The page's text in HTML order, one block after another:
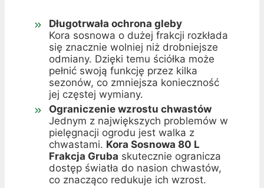
Długotrwała ochrona gleby
Kora sosnowa o dużej frakcji rozkłada
się znacznie wolniej niż drobniejsze
odmiany. Dzięki temu ściółka może
pełnić swoją funkcję przez kilka
sezonów, co zmniejsza konieczność
jej częstej wymiany.
Ograniczenie wzrostu chwastów
Jednym z największych problemów w
pielęgnacji ogrodu jest walka z
chwastami. Kora Sosnowa 80 L
Frakcja Gruba skutecznie ogranicza
dostęp światła do nasion chwastów,
co znacząco redukuje ich wzrost.